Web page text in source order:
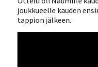
joukkueelle kauden
tappion jälkeen.